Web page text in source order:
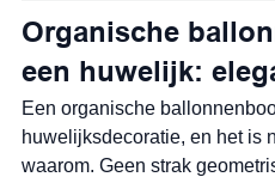
Organische
een huwelijk:
Een organische
huwelijksdecoratie, en het is
waarom. Geen strak